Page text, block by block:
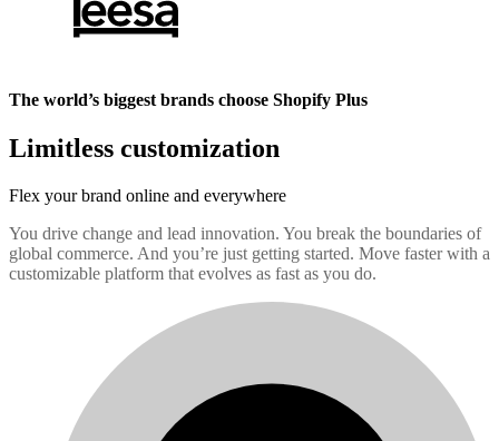
The world’s biggest brands choose Shopify Plus
Limitless customization
Flex your brand online and everywhere
You drive change and lead innovation. You break the boundaries of
global commerce. And you’re just getting started. Move faster with a
customizable platform that evolves as fast as you do.